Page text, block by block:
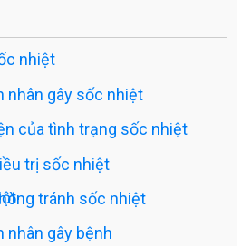
nhiệt
nhân gây sốc nhiệt
của tình trạng sốc nhiệt
trị sốc nhiệt
tránh sốc nhiệt
nhân gây bệnh